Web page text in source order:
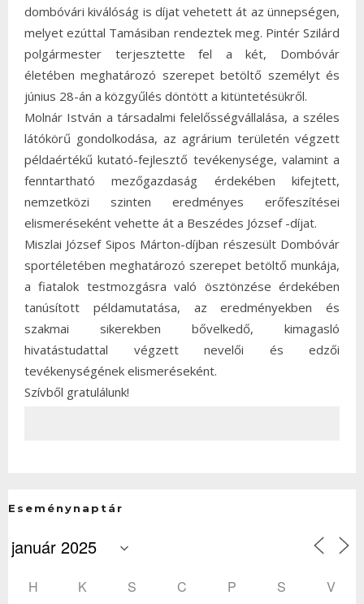
dombóvári kiválóság is díjat vehetett át az ünnepségen,
melyet ezúttal Tamásiban rendeztek meg. Pintér Szilárd
polgármester terjesztette fel a két, Dombóvár
életében meghatározó szerepet betöltő személyt és
június 28-án a közgyűlés döntött a kitüntetésükről.
Molnár István a társadalmi felelősségvállalása, a széles
látókörű gondolkodása, az agrárium területén végzett
példaértékű kutató-fejlesztő tevékenysége, valamint a
fenntartható mezőgazdaság érdekében kifejtett,
nemzetközi szinten eredményes erőfeszítései
elismeréseként vehette át a Beszédes József -díjat.
Miszlai József Sipos Márton-díjban részesült Dombóvár
sportéletében meghatározó szerepet betöltő munkája,
a fiatalok testmozgásra való ösztönzése érdekében
tanúsított példamutatása, az eredményekben és
szakmai sikerekben bővelkedő, kimagasló
hivatástudattal végzett nevelői és edzői
tevékenységének elismeréseként.
Szívből gratulálunk!
Eseménynaptár
H K S C P S V